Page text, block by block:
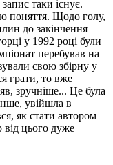
таки існує.
поняття. Щодо голу,
до закінчення
у 1992 році були
перебував на
свою збірну у
грати, то вже
зручніше... Це була
увійшла в
як стати автором
від цього дуже